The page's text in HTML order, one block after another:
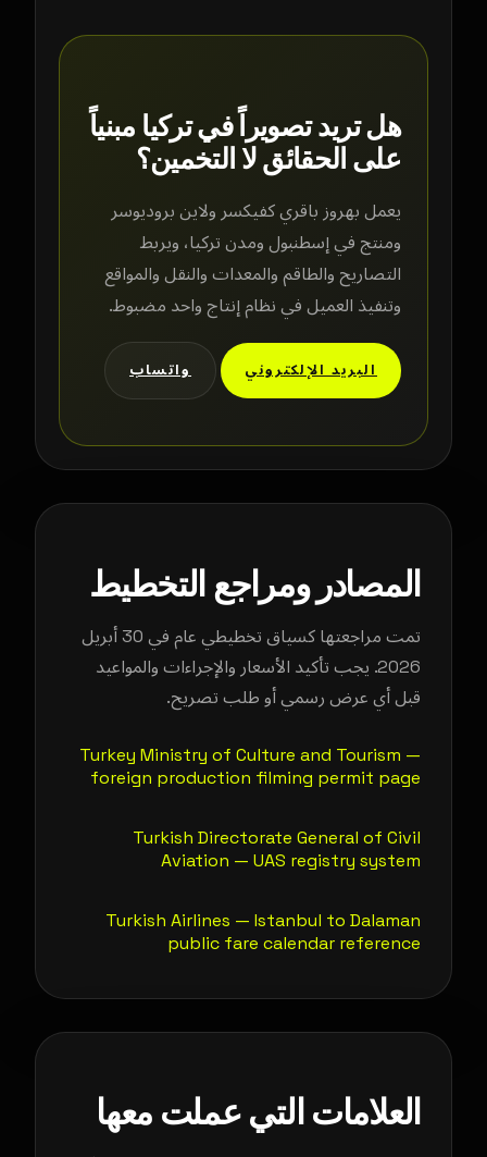
هل تريد تصويراً في تركيا مبنياً
على الحقائق لا التخمين؟
يعمل بهروز باقري كفيكسر ولاين بروديوسر
ومنتج في إسطنبول ومدن تركيا، ويربط
التصاريح والطاقم والمعدات والنقل والمواقع
وتنفيذ العميل في نظام إنتاج واحد مضبوط.
البريد الإلكتروني واتساب
المصادر ومراجع التخطيط
تمت مراجعتها كسياق تخطيطي عام في 30 أبريل
2026. يجب تأكيد الأسعار والإجراءات والمواعيد
قبل أي عرض رسمي أو طلب تصريح.
Turkey Ministry of Culture and Tourism —
foreign production filming permit page
Turkish Directorate General of Civil
Aviation — UAS registry system
Turkish Airlines — Istanbul to Dalaman
public fare calendar reference
العلامات التي عملت معها